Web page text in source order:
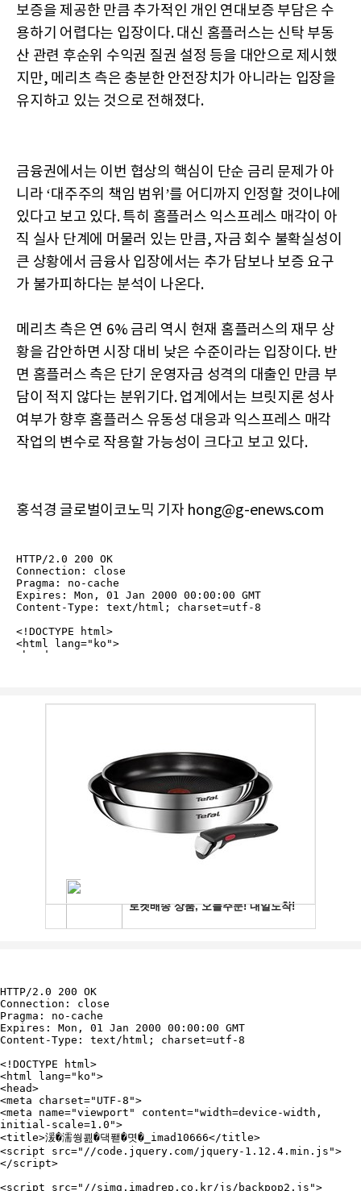
보증을 제공한 만큼 추가적인 개인 연대보증 부담은 수
용하기 어렵다는 입장이다. 대신 홈플러스는 신탁 부동
산 관련 후순위 수익권 질권 설정 등을 대안으로 제시했
지만, 메리츠 측은 충분한 안전장치가 아니라는 입장을
유지하고 있는 것으로 전해졌다.
금융권에서는 이번 협상의 핵심이 단순 금리 문제가 아
니라 ‘대주주의 책임 범위’를 어디까지 인정할 것이냐에
있다고 보고 있다. 특히 홈플러스 익스프레스 매각이 아
직 실사 단계에 머물러 있는 만큼, 자금 회수 불확실성이
큰 상황에서 금융사 입장에서는 추가 담보나 보증 요구
가 불가피하다는 분석이 나온다.
메리츠 측은 연 6% 금리 역시 현재 홈플러스의 재무 상
황을 감안하면 시장 대비 낮은 수준이라는 입장이다. 반
면 홈플러스 측은 단기 운영자금 성격의 대출인 만큼 부
담이 적지 않다는 분위기다. 업계에서는 브릿지론 성사
여부가 향후 홈플러스 유동성 대응과 익스프레스 매각
작업의 변수로 작용할 가능성이 크다고 보고 있다.
홍석경 글로벌이코노믹 기자 hong@g-enews.com